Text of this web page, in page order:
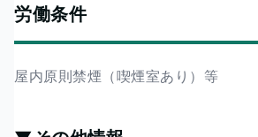
労働条件
屋内原則禁煙（喫煙室あり）等